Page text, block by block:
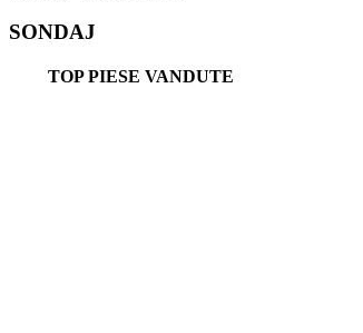
SONDAJ
TOP PIESE VANDUTE